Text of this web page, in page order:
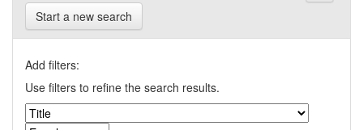
Start a new search
Add filters:
Use filters to refine the search results.